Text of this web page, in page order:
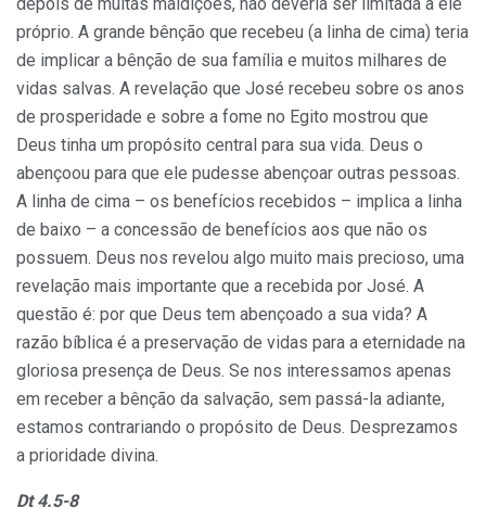
depois de muitas maldições, não deveria ser limitada a ele
próprio. A grande bênção que recebeu (a linha de cima) teria
de implicar a bênção de sua família e muitos milhares de
vidas salvas. A revelação que José recebeu sobre os anos
de prosperidade e sobre a fome no Egito mostrou que
Deus tinha um propósito central para sua vida. Deus o
abençoou para que ele pudesse abençoar outras pessoas.
A linha de cima – os benefícios recebidos – implica a linha
de baixo – a concessão de benefícios aos que não os
possuem. Deus nos revelou algo muito mais precioso, uma
revelação mais importante que a recebida por José. A
questão é: por que Deus tem abençoado a sua vida? A
razão bíblica é a preservação de vidas para a eternidade na
gloriosa presença de Deus. Se nos interessamos apenas
em receber a bênção da salvação, sem passá-la adiante,
estamos contrariando o propósito de Deus. Desprezamos
a prioridade divina.
Dt 4.5-8